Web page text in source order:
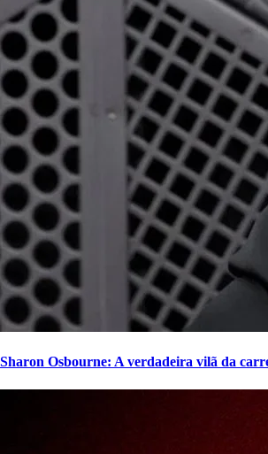
Sharon Osbourne: A verdadeira vilã da